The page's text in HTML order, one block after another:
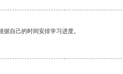
自己的时间安排学习进度。